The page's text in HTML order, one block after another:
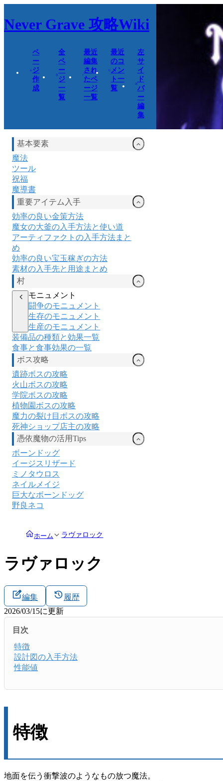
Never Grave 攻略Wiki
ペ
ー
ジ
作
成
全
ペ
ー
ジ
一
覧
最近
編集
され
たペ
ージ
一覧
最近
のコ
メン
ト一
覧
左
サ
イ
ド
バ
ー
編
集
基本要素
魔法
ツール
祝福
魔導書
重要アイテム入手
効率の良い金策方法
魔女の大釜の入手方法と使い道
アーティファクトの入手方法まと
め
効率の良い宝玉稼ぎの方法
素材の入手先と用途まとめ
村
モニュメント
闘争のモニュメント
生存のモニュメント
生産のモニュメント
装備品の種類と効果一覧
食事と食事効果の一覧
ボス攻略
遺跡ボスの攻略
火山ボスの攻略
学院ボスの攻略
植物園ボスの攻略
魔力の裂け目ボスの攻略
死神ショップ店主の攻略
憑依魔物の活用Tips
ボーンドッグ
イージスリザード
ミノタウロス
ネイルメイジ
巨大なボーンドッグ
野良ネコ
ホーム ラヴァロック
ラヴァロック
編集
履歴
2026/03/15に更新
目次
特徴
設計図の入手方法
性能値
特徴
地面を伝う衝撃波のようなもの放つ魔法。